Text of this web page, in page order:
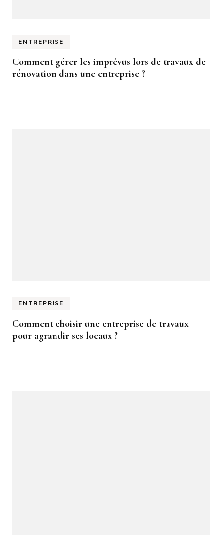
ENTREPRISE
Comment gérer les imprévus lors de travaux de
rénovation dans une entreprise ?
ENTREPRISE
Comment choisir une entreprise de travaux
pour agrandir ses locaux ?